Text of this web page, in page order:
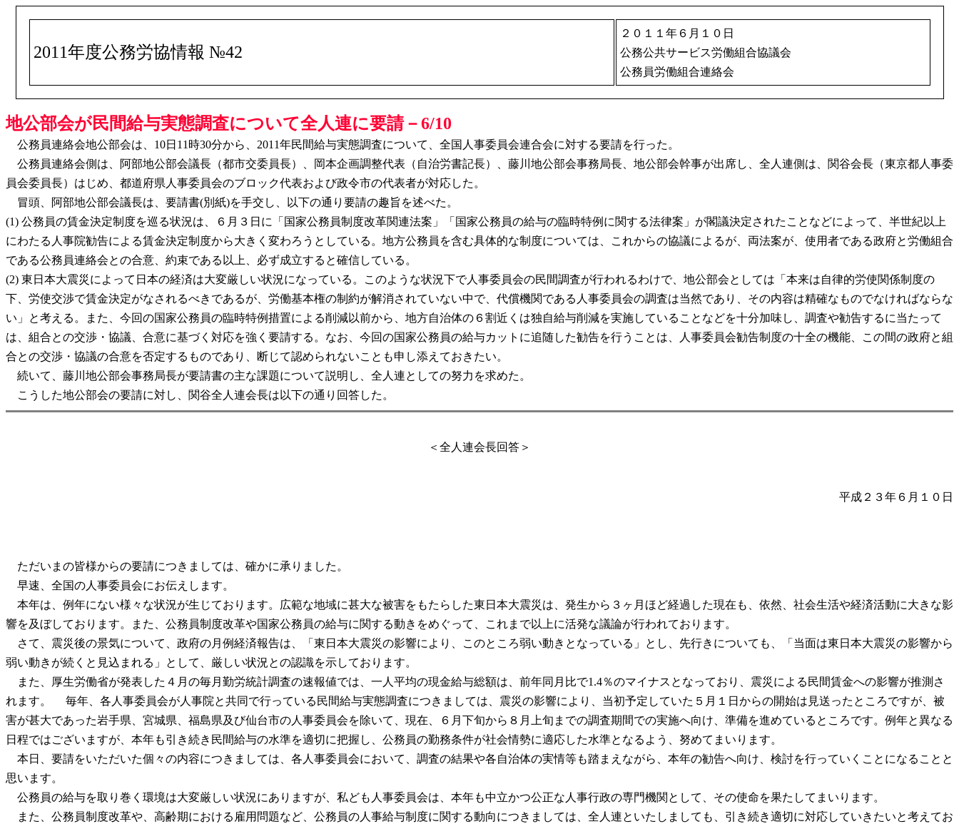
2011年度公務労協情報 №42
２０１１年６月１０日
公務公共サービス労働組合協議会
公務員労働組合連絡会
地公部会が民間給与実態調査について全人連に要請－6/10
公務員連絡会地公部会は、10日11時30分から、2011年民間給与実態調査について、全国人事委員会連合会に対する要請を行った。
公務員連絡会側は、阿部地公部会議長（都市交委員長）、岡本企画調整代表（自治労書記長）、藤川地公部会事務局長、地公部会幹事が出席し、全人連側は、関谷会長（東京都人事委
員会委員長）はじめ、都道府県人事委員会のブロック代表および政令市の代表者が対応した。
冒頭、阿部地公部会議長は、要請書(別紙)を手交し、以下の通り要請の趣旨を述べた。
(1) 公務員の賃金決定制度を巡る状況は、６月３日に「国家公務員制度改革関連法案」「国家公務員の給与の臨時特例に関する法律案」が閣議決定されたことなどによって、半世紀以上
にわたる人事院勧告による賃金決定制度から大きく変わろうとしている。地方公務員を含む具体的な制度については、これからの協議によるが、両法案が、使用者である政府と労働組合
である公務員連絡会との合意、約束である以上、必ず成立すると確信している。
(2) 東日本大震災によって日本の経済は大変厳しい状況になっている。このような状況下で人事委員会の民間調査が行われるわけで、地公部会としては「本来は自律的労使関係制度の
下、労使交渉で賃金決定がなされるべきであるが、労働基本権の制約が解消されていない中で、代償機関である人事委員会の調査は当然であり、その内容は精確なものでなければならな
い」と考える。また、今回の国家公務員の臨時特例措置による削減以前から、地方自治体の６割近くは独自給与削減を実施していることなどを十分加味し、調査や勧告するに当たって
は、組合との交渉・協議、合意に基づく対応を強く要請する。なお、今回の国家公務員の給与カットに追随した勧告を行うことは、人事委員会勧告制度の十全の機能、この間の政府と組
合との交渉・協議の合意を否定するものであり、断じて認められないことも申し添えておきたい。
続いて、藤川地公部会事務局長が要請書の主な課題について説明し、全人連としての努力を求めた。
こうした地公部会の要請に対し、関谷全人連会長は以下の通り回答した。
＜全人連会長回答＞
平成２３年６月１０日
ただいまの皆様からの要請につきましては、確かに承りました。
早速、全国の人事委員会にお伝えします。
本年は、例年にない様々な状況が生じております。広範な地域に甚大な被害をもたらした東日本大震災は、発生から３ヶ月ほど経過した現在も、依然、社会生活や経済活動に大きな影
響を及ぼしております。また、公務員制度改革や国家公務員の給与に関する動きをめぐって、これまで以上に活発な議論が行われております。
さて、震災後の景気について、政府の月例経済報告は、「東日本大震災の影響により、このところ弱い動きとなっている」とし、先行きについても、「当面は東日本大震災の影響から
弱い動きが続くと見込まれる」として、厳しい状況との認識を示しております。
また、厚生労働省が発表した４月の毎月勤労統計調査の速報値では、一人平均の現金給与総額は、前年同月比で1.4％のマイナスとなっており、震災による民間賃金への影響が推測さ
れます。 毎年、各人事委員会が人事院と共同で行っている民間給与実態調査につきましては、震災の影響により、当初予定していた５月１日からの開始は見送ったところですが、被
害が甚大であった岩手県、宮城県、福島県及び仙台市の人事委員会を除いて、現在、６月下旬から８月上旬までの調査期間での実施へ向け、準備を進めているところです。例年と異なる
日程ではございますが、本年も引き続き民間給与の水準を適切に把握し、公務員の勤務条件が社会情勢に適応した水準となるよう、努めてまいります。
本日、要請をいただいた個々の内容につきましては、各人事委員会において、調査の結果や各自治体の実情等も踏まえながら、本年の勧告へ向け、検討を行っていくことになることと
思います。
公務員の給与を取り巻く環境は大変厳しい状況にありますが、私ども人事委員会は、本年も中立かつ公正な人事行政の専門機関として、その使命を果たしてまいります。
また、公務員制度改革や、高齢期における雇用問題など、公務員の人事給与制度に関する動向につきましては、全人連といたしましても、引き続き適切に対応していきたいと考えてお